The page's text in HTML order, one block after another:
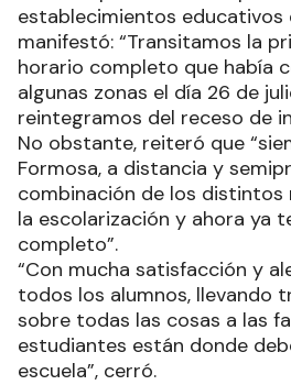
establecimientos educativos
manifestó: “Transitamos la
horario completo que había
algunas zonas el día 26 de
reintegramos del receso de
No obstante, reiteró que
Formosa, a distancia y
combinación de los
la escolarización y ahora ya
completo”.
“Con mucha satisfacción y
todos los alumnos, llevando
sobre todas las cosas a las
estudiantes están donde
escuela”, cerró.